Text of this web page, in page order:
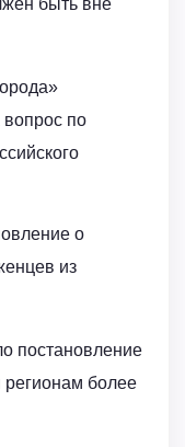
быть вне
вопрос по
о
из
постановление
регионам более